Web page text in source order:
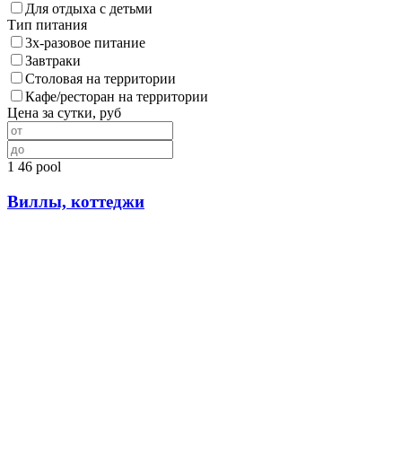
Для отдыха с детьми
Тип питания
3х-разовое питание
Завтраки
Столовая на территории
Кафе/ресторан на территории
Цена за сутки, руб
1 46 pool
Виллы, коттеджи